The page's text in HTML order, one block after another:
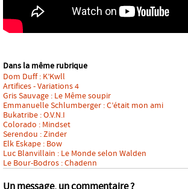
Dans la même rubrique
Dom Duff : K’Kwll
Artifices - Variations 4
Gris Sauvage : Le Même soupir
Emmanuelle Schlumberger : C’était mon ami
Bukatribe : O.V.N.I
Colorado : Mindset
Serendou : Zinder
Elk Eskape : Bow
Luc Blanvillain : Le Monde selon Walden
Le Bour-Bodros : Chadenn